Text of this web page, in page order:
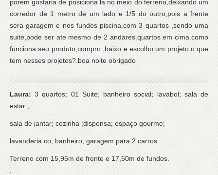
porem gostaria de posiciona la no meio do terreno,deixando um
corredor de 1 metro de um lado e 1/5 do outro,pois a frente
sera garagem e nos fundos piscina.com 3 quartos ,sendo uma
suite,pode ser ate mesmo de 2 andares.quartos em cima.como
funciona seu produto,compro ,baixo e escolho um projeto,o que
tem nesses projetos?.boa noite obrigado
Laura:3 quartos; 01 Suite; banheiro social; lavabol; sala de
estar ;
sala de jantar; cozinha ;dispensa; espaço gourme;
lavanderia co; banheiro; garagem para 2 carros .
Terreno com 15,95m de frente e 17,50m de fundos.
.